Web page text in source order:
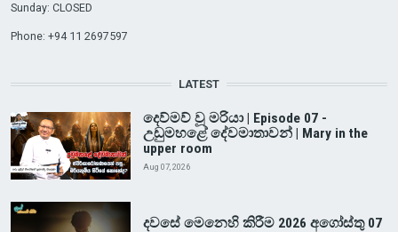
Sunday: CLOSED
Phone: +94 11 2697597
LATEST
දෙව්මව් වූ මරියා | Episode 07 -
උඩුමහළේ දේවමාතාවන් | Mary in the
upper room
Aug 07, 2026
දවසේ මෙනෙහි කිරීම 2026 අගෝස්තු 07